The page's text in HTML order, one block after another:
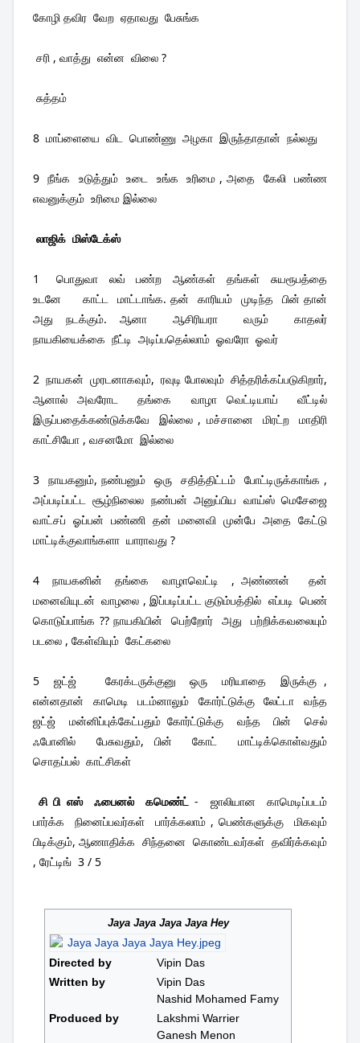
கோழி தவிர  வேற  ஏதாவது  பேசுங்க
சரி , வாத்து  என்ன  விலை ?
சுத்தம்
8  மாப்ளையை  விட  பொண்ணு  அழகா  இருந்தாதான்  நல்லது
9  நீங்க  உடுத்தும்  உடை  உங்க  உரிமை , அதை  கேலி  பண்ண
எவனுக்கும்  உரிமை இல்லை
லாஜிக்  மிஸ்டேக்ஸ்
1   பொதுவா  லவ்  பண்ற  ஆண்கள்  தங்கள்  சுயரூபத்தை
உடனே     காட்ட  மாட்டாங்க. தன்  காரியம்  முடிந்த  பின் தான்
அது நடக்கும். ஆனா  ஆசிரியரா  வரும்  காதலர்
நாயகியைக்கை  நீட்டி  அடிப்பதெல்லாம்  ஓவரோ  ஓவர்
2  நாயகன்  முரடனாகவும்,  ரவுடி போலவும்  சித்தரிக்கப்படுகிறார்,
ஆனால் அவரோட  தங்கை  வாழா வெட்டியாய்  வீட்டில்
இருப்பதைக்கண்டுக்கவே  இல்லை , மச்சானை  மிரட்ற  மாதிரி
காட்சியோ , வசனமோ  இல்லை
3  நாயகனும், நண்பனும்  ஒரு  சதித்திட்டம்  போட்டிருக்காங்க ,
அப்படிப்பட்ட  சூழ்நிலைல நண்பன் அனுப்பிய  வாய்ஸ்  மெசேஜை
வாட்சப்  ஓப்பன்  பண்ணி  தன்  மனைவி  முன்பே  அதை  கேட்டு
மாட்டிக்குவாங்களா  யாராவது ?
4  நாயகனின்  தங்கை  வாழாவெட்டி  , அண்ணன்   தன்
மனைவியுடன்  வாழலை , இப்படிப்பட்ட குடும்பத்தில்  எப்படி  பெண்
கொடுப்பாங்க ?? நாயகியின்  பெற்றோர்  அது  பற்றிக்கவலையும்
படலை , கேள்வியும்  கேட்கலை
5  ஜட்ஜ்    கேரக்டருக்குனு  ஒரு  மரியாதை  இருக்கு ,
என்னதான்  காமெடி  படம்னாலும்  கோர்ட்டுக்கு  லேட்டா  வந்த
ஜட்ஜ்  மன்னிப்புக்கேட்பதும் கோர்ட்டுக்கு  வந்த  பின்  செல்
ஃபோனில்  பேசுவதும், பின்  கோட்  மாட்டிக்கொள்வதும்
சொதப்பல்  காட்சிகள்
சி பி எஸ்  ஃபைனல்  கமெண்ட் -  ஜாலியான  காமெடிப்படம்
பார்க்க  நினைப்பவர்கள்  பார்க்கலாம் , பெண்களுக்கு  மிகவும்
பிடிக்கும், ஆணாதிக்க  சிந்தனை  கொண்டவர்கள்  தவிர்க்கவும்
, ரேட்டிங்  3 / 5
Jaya Jaya Jaya Jaya Hey
Directed by
Vipin Das
Written by
Vipin Das
Nashid Mohamed Famy
Produced by
Lakshmi Warrier
Ganesh Menon